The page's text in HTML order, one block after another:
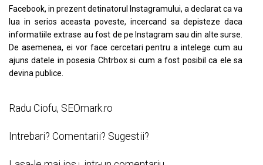
Facebook, in prezent detinatorul Instagramului, a declarat ca va
lua in serios aceasta poveste, incercand sa depisteze daca
informatiile extrase au fost de pe Instagram sau din alte surse.
De asemenea, ei vor face cercetari pentru a intelege cum au
ajuns datele in posesia Chtrbox si cum a fost posibil ca ele sa
devina publice.
Radu Ciofu, SEOmark.ro
Intrebari? Comentarii? Sugestii?